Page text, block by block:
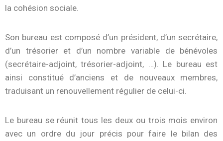
la cohésion sociale.
Son bureau est composé d’un président, d’un secrétaire,
d’un trésorier et d’un nombre variable de bénévoles
(secrétaire-adjoint, trésorier-adjoint, …). Le bureau est
ainsi constitué d’anciens et de nouveaux membres,
traduisant un renouvellement régulier de celui-ci.
Le bureau se réunit tous les deux ou trois mois environ
avec un ordre du jour précis pour faire le bilan des